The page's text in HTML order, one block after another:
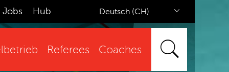
Jobs Hub Deutsch (CH)
Referees Coaches